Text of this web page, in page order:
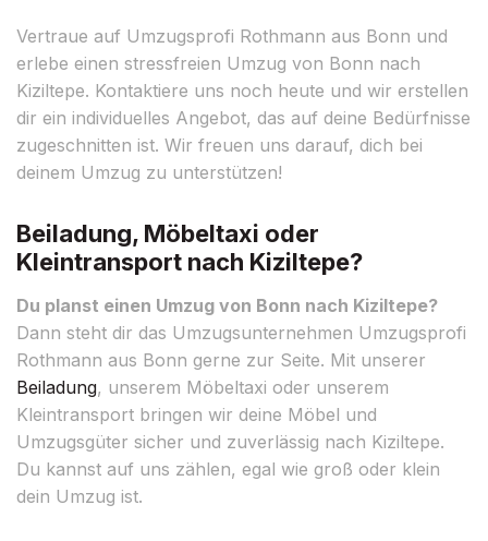
Vertraue auf Umzugsprofi Rothmann aus Bonn und
erlebe einen stressfreien Umzug von Bonn nach
Kiziltepe. Kontaktiere uns noch heute und wir erstellen
dir ein individuelles Angebot, das auf deine Bedürfnisse
zugeschnitten ist. Wir freuen uns darauf, dich bei
deinem Umzug zu unterstützen!
Beiladung, Möbeltaxi oder
Kleintransport nach Kiziltepe?
Du planst einen Umzug von Bonn nach Kiziltepe?
Dann steht dir das Umzugsunternehmen Umzugsprofi
Rothmann aus Bonn gerne zur Seite. Mit unserer
Beiladung, unserem Möbeltaxi oder unserem
Kleintransport bringen wir deine Möbel und
Umzugsgüter sicher und zuverlässig nach Kiziltepe.
Du kannst auf uns zählen, egal wie groß oder klein
dein Umzug ist.